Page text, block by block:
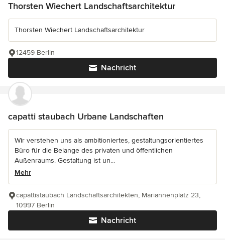
Thorsten Wiechert Landschaftsarchitektur
Thorsten Wiechert Landschaftsarchitektur
Nachricht
12459 Berlin
capatti staubach Urbane Landschaften
Wir verstehen uns als ambitioniertes, gestaltungsorientiertes
Büro für die Belange des privaten und öffentlichen
Außenraums. Gestaltung ist un...
Mehr
Nachricht
capattistaubach Landschaftsarchitekten, Mariannenplatz 23,
10997 Berlin